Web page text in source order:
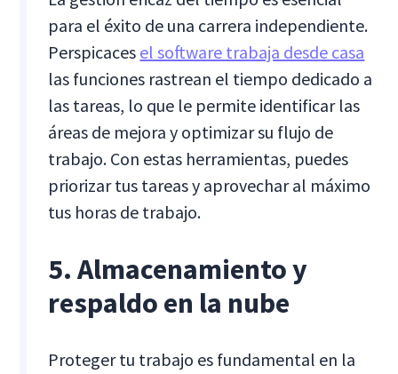
para el éxito de una carrera independiente.
Perspicaces el software trabaja desde casa
las funciones rastrean el tiempo dedicado a
las tareas, lo que le permite identificar las
áreas de mejora y optimizar su flujo de
trabajo. Con estas herramientas, puedes
priorizar tus tareas y aprovechar al máximo
tus horas de trabajo.
5. Almacenamiento y
respaldo en la nube
Proteger tu trabajo es fundamental en la